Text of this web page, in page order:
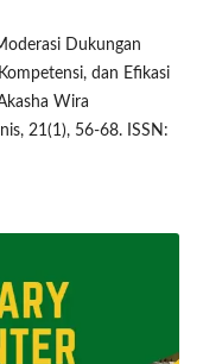
Dukungan
dan Efikasi
Wira
21(1), 56-68. ISSN: